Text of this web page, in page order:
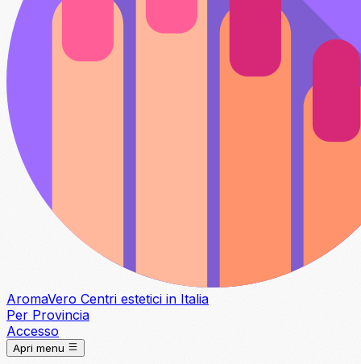
AromaVero Centri estetici in Italia
Per Provincia
Accesso
Apri menu